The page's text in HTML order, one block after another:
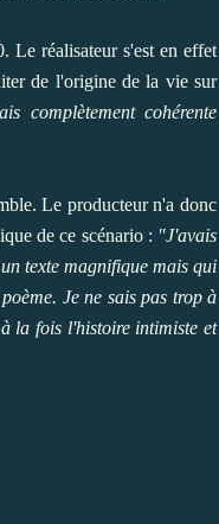
Le réalisateur s'est en effet
de l'origine de la vie sur
complètement cohérente
Le producteur n'a donc
de ce scénario : "J'avais
texte magnifique mais qui
Je ne sais pas trop à
la fois l'histoire intimiste et